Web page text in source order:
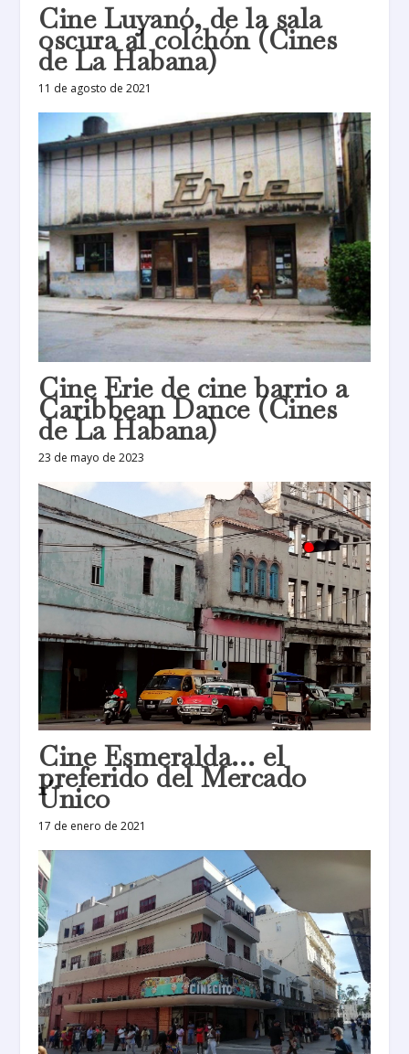
Cine Luyanó, de la sala
oscura al colchón (Cines
de La Habana)
11 de agosto de 2021
Cine Erie de cine barrio a
Caribbean Dance (Cines
de La Habana)
23 de mayo de 2023
Cine Esmeralda… el
preferido del Mercado
Único
17 de enero de 2021